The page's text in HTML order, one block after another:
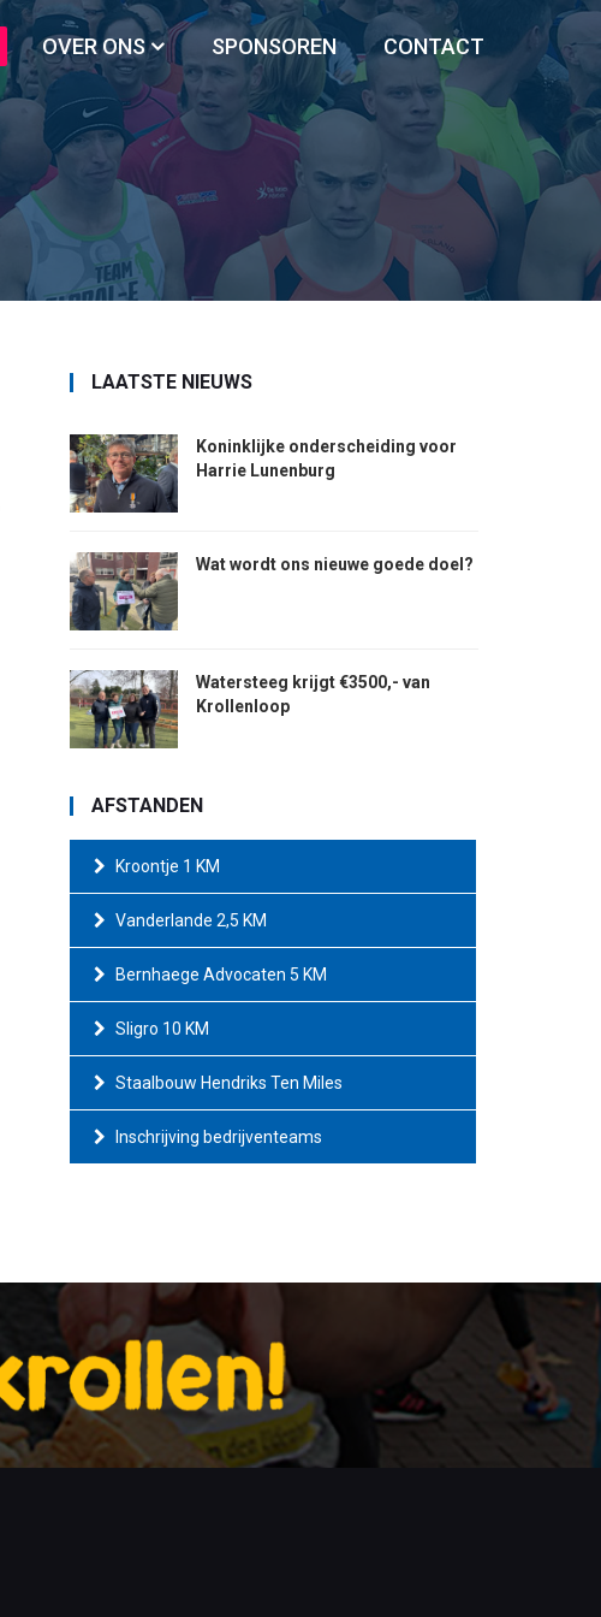
OVER ONS SPONSOREN CONTACT
LAATSTE NIEUWS
Koninklijke onderscheiding voor
Harrie Lunenburg
Wat wordt ons nieuwe goede doel?
Watersteeg krijgt €3500,- van
Krollenloop
AFSTANDEN
Kroontje 1 KM
Vanderlande 2,5 KM
Bernhaege Advocaten 5 KM
Sligro 10 KM
Staalbouw Hendriks Ten Miles
Inschrijving bedrijventeams